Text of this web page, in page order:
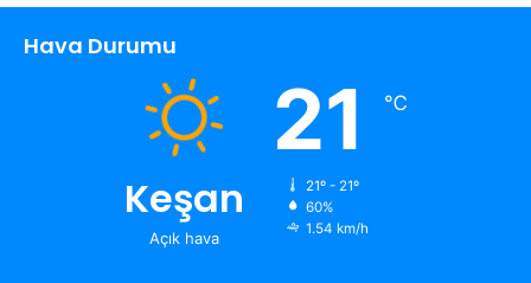
Hava Durumu
Keşan
Açık hava
21 ℃
21º - 21º
60%
1.54 km/h